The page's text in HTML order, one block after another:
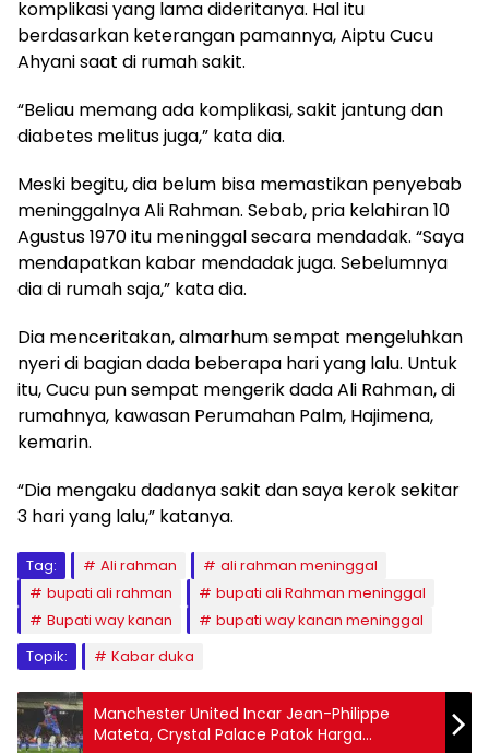
komplikasi yang lama dideritanya. Hal itu
berdasarkan keterangan pamannya, Aiptu Cucu
Ahyani saat di rumah sakit.
“Beliau memang ada komplikasi, sakit jantung dan
diabetes melitus juga,” kata dia.
Meski begitu, dia belum bisa memastikan penyebab
meninggalnya Ali Rahman. Sebab, pria kelahiran 10
Agustus 1970 itu meninggal secara mendadak. “Saya
mendapatkan kabar mendadak juga. Sebelumnya
dia di rumah saja,” kata dia.
Dia menceritakan, almarhum sempat mengeluhkan
nyeri di bagian dada beberapa hari yang lalu. Untuk
itu, Cucu pun sempat mengerik dada Ali Rahman, di
rumahnya, kawasan Perumahan Palm, Hajimena,
kemarin.
“Dia mengaku dadanya sakit dan saya kerok sekitar
3 hari yang lalu,” katanya.
Tag: Ali rahman
ali rahman meninggal
bupati ali rahman
bupati ali Rahman meninggal
Bupati way kanan
bupati way kanan meninggal
Topik:
Kabar duka
Manchester United Incar Jean-Philippe
Mateta, Crystal Palace Patok Harga